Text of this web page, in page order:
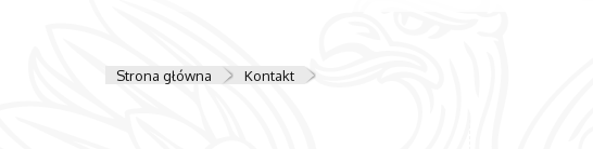
Strona główna Kontakt